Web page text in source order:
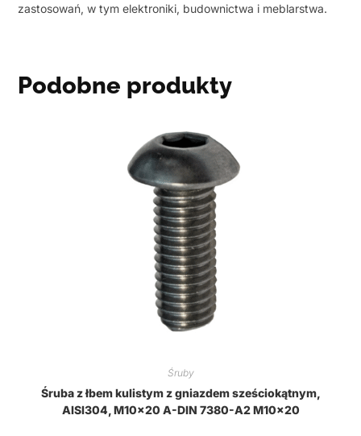
zastosowań, w tym elektroniki, budownictwa i meblarstwa.
Podobne produkty
Śruby
Śruba z łbem kulistym z gniazdem sześciokątnym,
AISI304, M10x20 A-DIN 7380-A2 M10x20